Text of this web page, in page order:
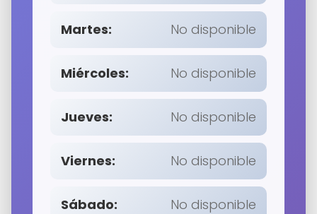
Martes: No disponible
Miércoles: No disponible
Jueves: No disponible
Viernes: No disponible
Sábado: No disponible